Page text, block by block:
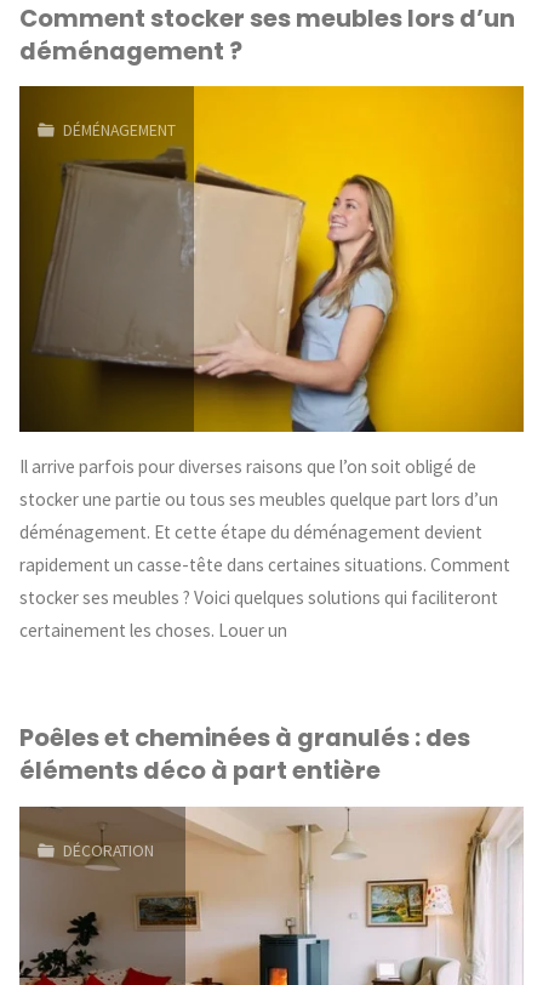
Comment stocker ses meubles lors d’un
déménagement ?
DÉMÉNAGEMENT
Il arrive parfois pour diverses raisons que l’on soit obligé de
stocker une partie ou tous ses meubles quelque part lors d’un
déménagement. Et cette étape du déménagement devient
rapidement un casse-tête dans certaines situations. Comment
stocker ses meubles ? Voici quelques solutions qui faciliteront
certainement les choses. Louer un
Poêles et cheminées à granulés : des
éléments déco à part entière
DÉCORATION